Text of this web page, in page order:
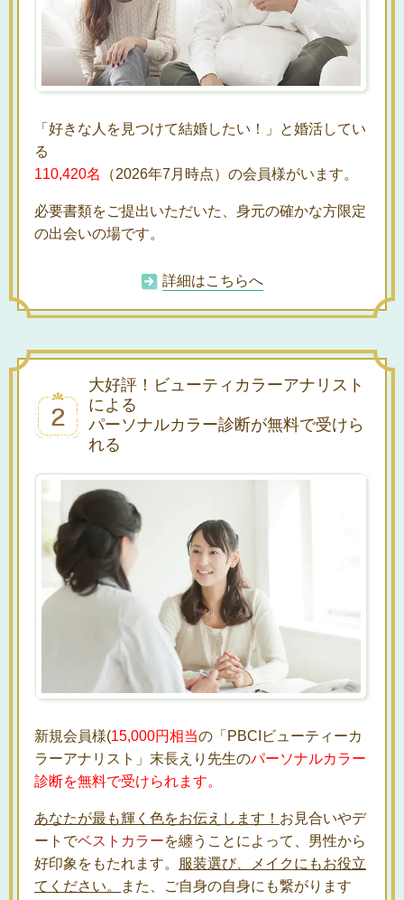
「好きな人を見つけて結婚したい！」と婚活してい
る
110,420名
（2026年7月時点）の会員様がいます。
必要書類をご提出いただいた、身元の確かな方限定
の出会いの場です。
詳細はこちらへ
大好評！ビューティカラーアナリスト
による
パーソナルカラー診断が無料で受けら
れる
新規会員様(15,000円相当の「PBCIビューティーカ
ラーアナリスト」末長えり先生のパーソナルカラー
診断を無料で受けられます。
あなたが最も輝く色をお伝えします！ お見合いやデ
ートでベストカラーを纏うことによって、男性から
好印象をもたれます。
服装選び、メイクにもお役立
てください。
また、ご自身の自身にも繋がります